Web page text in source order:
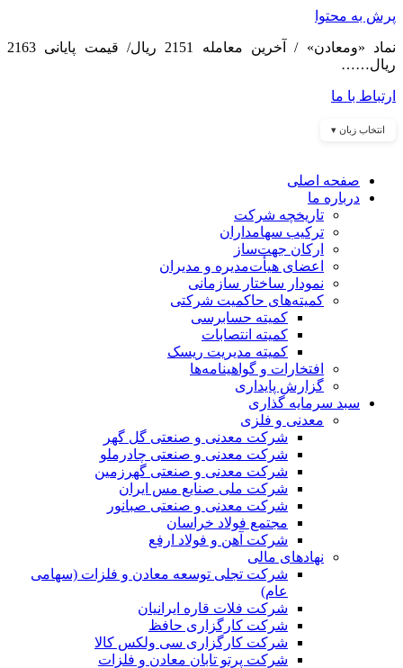
پرش به محتوا
نماد «ومعادن» / آخرین معامله 2151 ریال/ قیمت پایانی 2163
ریال……
ارتباط با ما
انتخاب زبان ▾
صفحه اصلی
درباره ما
تاریخچه شرکت
ترکیب سهامداران
ارکان جهت‌ساز
اعضای هیأت‌مدیره و مدیران
نمودار ساختار سازمانی
کمیته‌های حاکمیت شرکتی
کمیته حسابرسی
کمیته انتصابات
کمیته مدیریت ریسک
افتخارات و گواهینامه‌ها
گزارش پایداری
سبد سرمایه گذاری
معدنی و فلزی
شرکت معدنی و صنعتی گل گهر
شرکت معدنی و صنعتی چادرملو
شرکت معدنی و صنعتی گهرزمین
شرکت ملی صنایع مس ایران
شرکت معدنی و صنعتی صبانور
مجتمع فولاد خراسان
شرکت آهن و فولاد ارفع
نهادهای مالی
شرکت تجلی توسعه معادن و فلزات (سهامی
عام)
شرکت فلات قاره ایرانیان
شرکت کارگزاری حافظ
شرکت کارگزاری سی ولکس کالا
شرکت پرتو تابان معادن و فلزات